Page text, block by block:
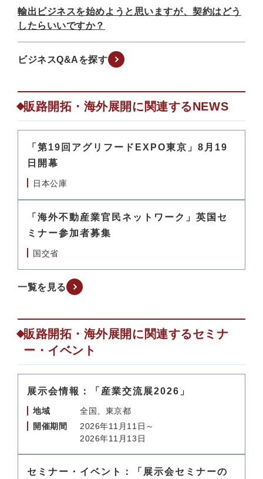
輸出ビジネスを始めようと思いますが、契約はどう
したらいいですか？
ビジネスQ&Aを探す
販路開拓・海外展開に関連するNEWS
「第19回アグリフードEXPO東京」8月19
日開幕
日本公庫
「海外不動産業官民ネットワーク」英国セ
ミナー参加者募集
国交省
一覧を見る
販路開拓・海外展開に関連するセミナ
ー・イベント
展示会情報：「産業交流展2026」
地域
全国、東京都
開催期間
2026年11月11日～
2026年11月13日
セミナー・イベント：「展示会セミナーの